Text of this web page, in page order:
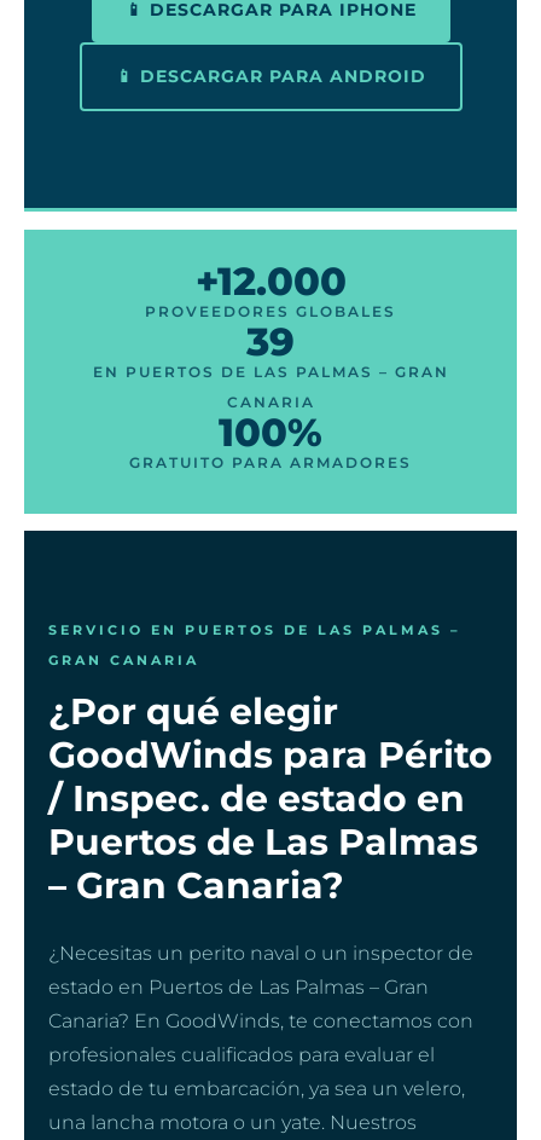
📱 DESCARGAR PARA IPHONE
📱 DESCARGAR PARA ANDROID
+12.000
PROVEEDORES GLOBALES
39
EN PUERTOS DE LAS PALMAS – GRAN
CANARIA
100%
GRATUITO PARA ARMADORES
SERVICIO EN PUERTOS DE LAS PALMAS –
GRAN CANARIA
¿Por qué elegir
GoodWinds para Périto
/ Inspec. de estado en
Puertos de Las Palmas
– Gran Canaria?
¿Necesitas un perito naval o un inspector de
estado en Puertos de Las Palmas – Gran
Canaria? En GoodWinds, te conectamos con
profesionales cualificados para evaluar el
estado de tu embarcación, ya sea un velero,
una lancha motora o un yate. Nuestros